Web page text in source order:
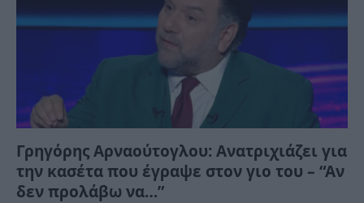
Γρηγόρης Αρναούτογλου: Ανατριχιάζει για
την κασέτα που έγραψε στον γιο του – “Αν
δεν προλάβω να…”